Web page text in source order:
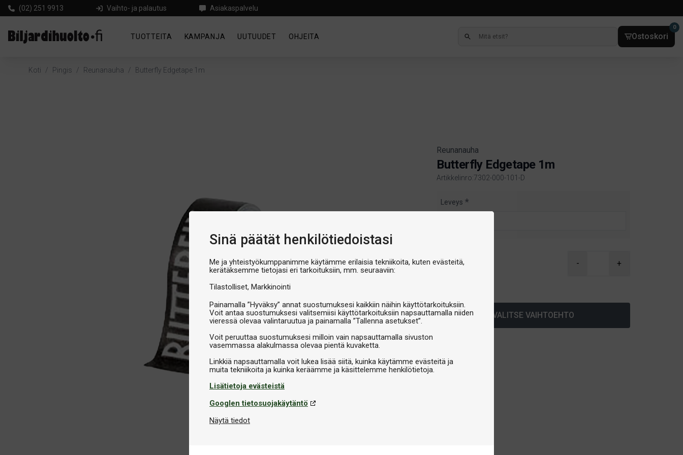
Sinä päätät henkilötiedoistasi
Me ja yhteistyökumppanimme käytämme erilaisia tekniikoita, kuten evästeitä,
kerätäksemme tietojasi eri tarkoituksiin, mm. seuraaviin:
Tilastolliset Markkinointi
Painamalla ”Hyväksy” annat suostumuksesi kaikkiin näihin käyttötarkoituksiin.
Voit antaa suostumuksesi valitsemiisi käyttötarkoituksiin napsauttamalla niiden
vieressä olevaa valintaruutua ja painamalla ”Tallenna asetukset”.
Voit peruuttaa suostumuksesi milloin vain napsauttamalla sivuston
vasemmassa alakulmassa olevaa pientä kuvaketta.
Linkkiä napsauttamalla voit lukea lisää siitä, kuinka käytämme evästeitä ja
Lisätietoja evästeistä
Googlen tietosuojakäytäntö
Näytä tiedot
(02) 251 9913 Vaihto- ja palautus Asiakaspalvelu
TUOTTEITA KAMPANJA UUTUUDET OHJEITA Ostoskori
0
Koti / Pingis / Reunanauha / Butterfly Edgetape 1m
Reunanauha
Butterfly Edgetape 1m
Artikkelinro:7302-000-101-D
Product information
Leveys
€2,90
- +
VALITSE VAIHTOEHTO